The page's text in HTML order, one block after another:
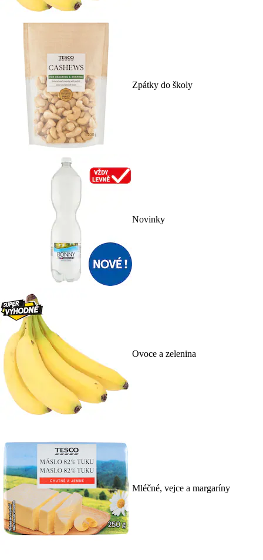
Zpátky do školy
Novinky
Ovoce a zelenina
Mléčné, vejce a margaríny